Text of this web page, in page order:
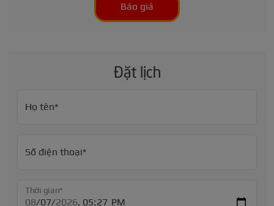
Báo giá
Đặt lịch
Họ tên*
Số điện thoại*
Thời gian*